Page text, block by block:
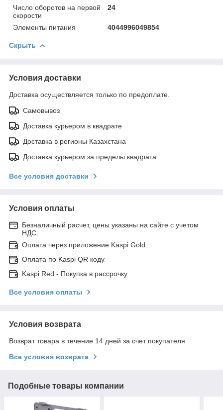
Число оборотов на первой
скорости
24
Элементы питания 4044996049854
Скрыть
Условия доставки
Доставка осуществляется только по предоплате.
Самовывоз
Доставка курьером в квадрате
Доставка в регионы Казахстана
Доставка курьером за пределы квадрата
Все условия доставки
Условия оплаты
Безналичный расчет, цены указаны на сайте с учетом
НДС.
Оплата через приложение Kaspi Gold
Оплата по Kaspi QR коду
Kaspi Red - Покупка в рассрочку
Все условия оплаты
Условия возврата
Возврат товара в течение 14 дней за счет покупателя
Все условия возврата
Подобные товары компании